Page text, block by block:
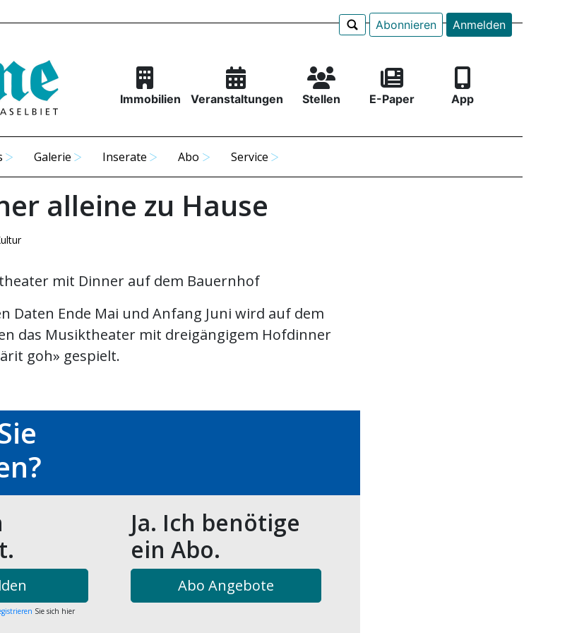
Abonnieren Anmelden
Immobilien Veranstaltungen Stellen E-Paper App
Galerie Inserate Abo Service
alleine zu Hause
mit Dinner auf dem Bauernhof
Daten Ende Mai und Anfang Juni wird auf dem
das Musiktheater mit dreigängigem Hofdinner
goh» gespielt.
Sie sich hier
Ja. Ich benötige
ein Abo.
Abo Angebote